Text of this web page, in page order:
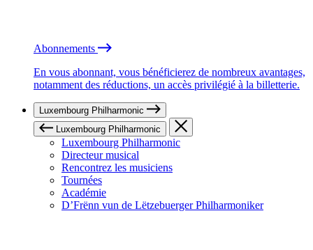
Abonnements
En vous abonnant, vous bénéficierez de nombreux avantages,
notamment des réductions, un accès privilégié à la billetterie.
Luxembourg Philharmonic
Luxembourg Philharmonic
Luxembourg Philharmonic
Directeur musical
Rencontrez les musiciens
Tournées
Académie
D’Frënn vun de Lëtzebuerger Philharmoniker